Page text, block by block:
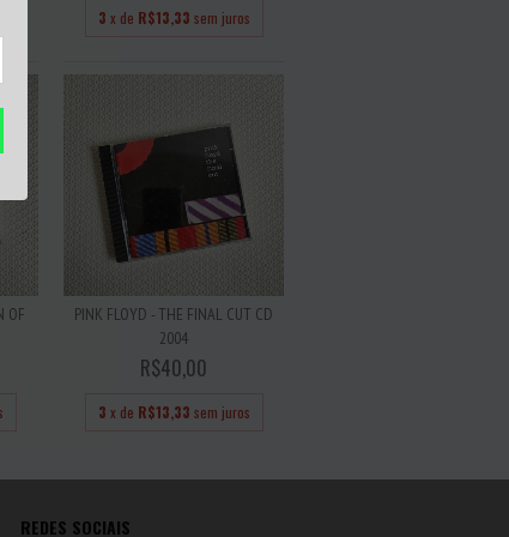
3 x de R$13,33 sem juros
OF
PINK FLOYD - THE FINAL CUT CD
2004
R$40,00
3 x de R$13,33 sem juros
REDES SOCIAIS